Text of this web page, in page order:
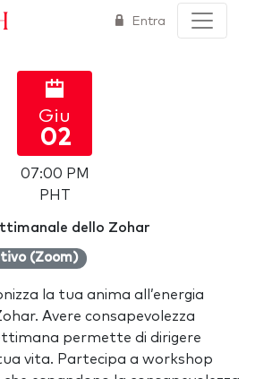
Entra
Giu
02
07:00 PM
PHT
dello Zohar
(Zoom)
la tua anima all’energia
Avere consapevolezza
permette di dirigere
vita. Partecipa a workshop